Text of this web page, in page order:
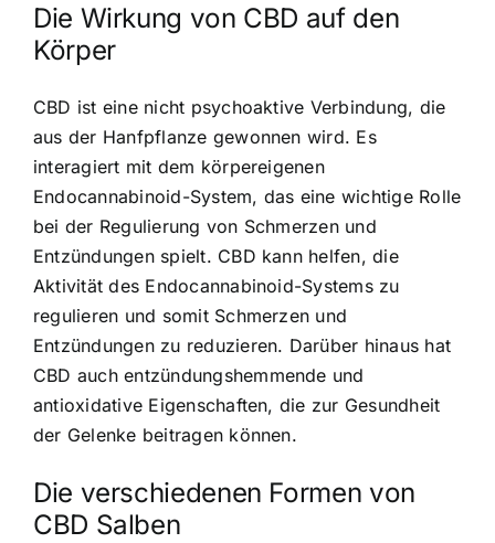
Die Wirkung von CBD auf den
Körper
CBD ist eine nicht psychoaktive Verbindung, die
aus der Hanfpflanze gewonnen wird. Es
interagiert mit dem körpereigenen
Endocannabinoid-System, das eine wichtige Rolle
bei der Regulierung von Schmerzen und
Entzündungen spielt. CBD kann helfen, die
Aktivität des Endocannabinoid-Systems zu
regulieren und somit Schmerzen und
Entzündungen zu reduzieren. Darüber hinaus hat
CBD auch entzündungshemmende und
antioxidative Eigenschaften, die zur Gesundheit
der Gelenke beitragen können.
Die verschiedenen Formen von
CBD Salben